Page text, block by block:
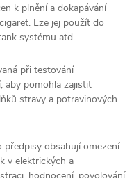
k plnění a dokapávání
Lze jej použít do
systému atd.
při testování
aby pomohla zajistit
stravy a potravinových
obsahují omezení
v elektrických a